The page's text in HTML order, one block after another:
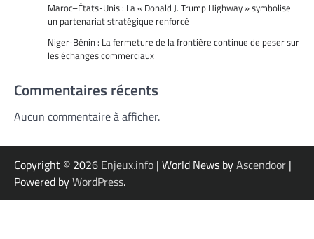
Maroc–États-Unis : La « Donald J. Trump Highway » symbolise
un partenariat stratégique renforcé
Niger-Bénin : La fermeture de la frontière continue de peser sur
les échanges commerciaux
Commentaires récents
Aucun commentaire à afficher.
Copyright © 2026 Enjeux.info | World News byAscendoor |
Powered byWordPress.